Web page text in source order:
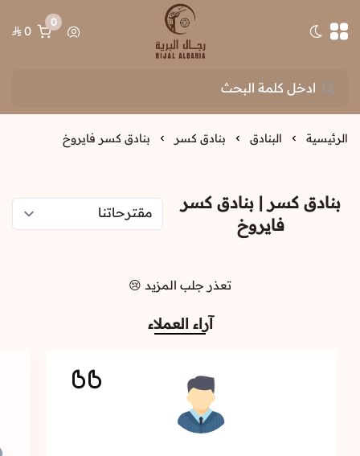
تبديل الوضع الداكنرجال البرية
0
0
الرئيسية البنادق بنادق كسر بنادق كسر فايروخ
بنادق كسر | بنادق كسر
فايروخ
تعذر جلب المزيد 😢
آراء العملاء